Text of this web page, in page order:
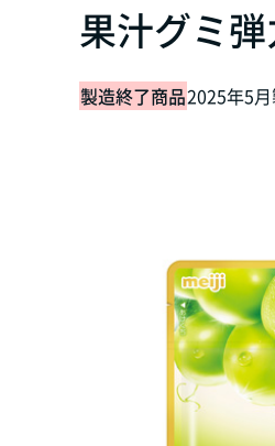
果汁グミ
製造終了商品2025年5